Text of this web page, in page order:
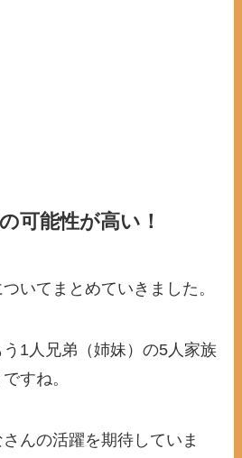
可能性が高い！
いてまとめていきました。
1人兄弟（姉妹）の5人家族
すね。
んの活躍を期待していま